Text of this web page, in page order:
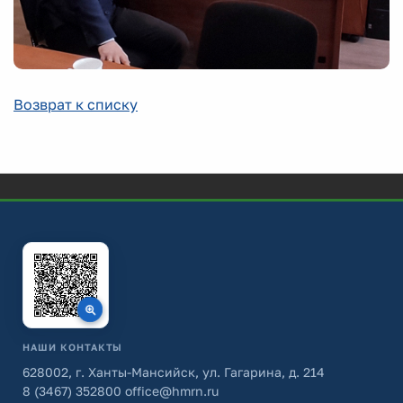
Возврат к списку
НАШИ КОНТАКТЫ
628002, г. Ханты-Мансийск, ул. Гагарина, д. 214
8 (3467) 352800 office@hmrn.ru